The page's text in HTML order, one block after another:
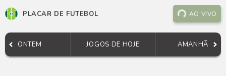
PLACAR DE FUTEBOL AO VIVO
ONTEM JOGOS DE HOJE AMANHÃ